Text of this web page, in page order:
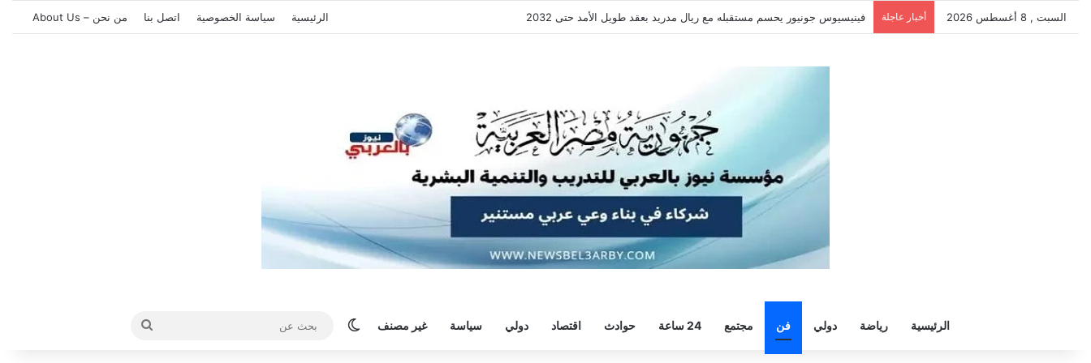
السبت , 8 أغسطس 2026 أخبار عاجلة سيلتيك يكثف مفاوضاته لحسم صفقة هيثم حسن.. واللاعب يُرحب الرئيسية سياسة الخصوصية اتصل بنا من نحن – About Us
الرئيسية رياضة دولي فن مجتمع 24 ساعة حوادث اقتصاد دولي سياسة غير مصنف الوضع المظلم
بحث